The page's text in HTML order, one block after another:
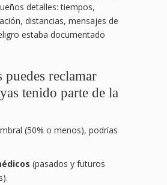
detalles: tiempos,
distancias, mensajes de
estaba documentado
puedes reclamar
tenido parte de la
(50% o menos), podrías
(pasados y futuros